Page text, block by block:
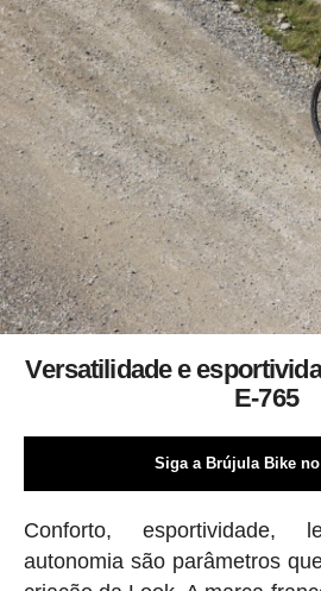
Versatilidade e
E-765
Siga a Brújula Bike
Conforto, esportividade,
autonomia são parâmetros